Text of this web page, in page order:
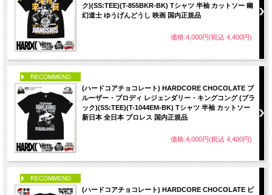
ク)(SS:TEE)(T-855BKR-BK) Tシャツ 半袖 カットソー 幽
幻道士 ゆうげんどうし 映画 国内正規品
価格:4,000円(税込 4,400円)
(ハードコアチョコレート) HARDCORE CHOCOLATE ブ
ルーザー・ブロディ レジェンダリー・キングコング (ブラ
ック)(SS:TEE)(T-1044EM-BK) Tシャツ 半袖 カットソー
新日本 全日本 プロレス 国内正規品
価格:4,000円(税込 4,400円)
(ハードコアチョコレート) HARDCORE CHOCOLATE ピ